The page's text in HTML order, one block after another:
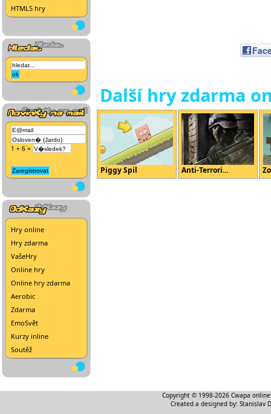
HTML5 hry
1 + 6 =
Hry online
Hry zdarma
VašeHry
Online hry
Online hry zdarma
Aerobic
Zdarma
EmoSvět
Kurzy inline
Soutěž
Další hry zdarma
Piggy Spil Anti-Terrori...
Copyright © 1998-2026 Cwapa
Created a designed by: Stanislav